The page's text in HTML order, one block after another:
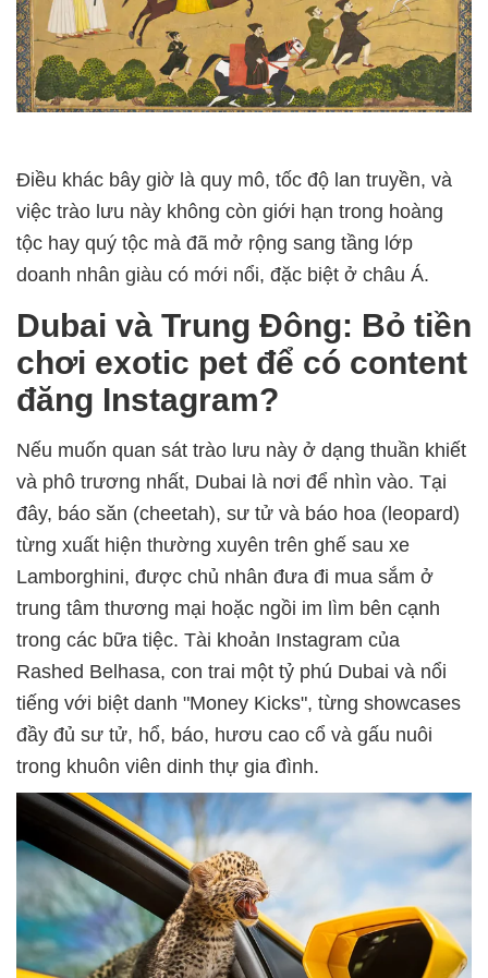
Điều khác bây giờ là quy mô, tốc độ lan truyền, và
việc trào lưu này không còn giới hạn trong hoàng
tộc hay quý tộc mà đã mở rộng sang tầng lớp
doanh nhân giàu có mới nổi, đặc biệt ở châu Á.
Dubai và Trung Đông: Bỏ tiền
chơi exotic pet để có content
đăng Instagram?
Nếu muốn quan sát trào lưu này ở dạng thuần khiết
và phô trương nhất, Dubai là nơi để nhìn vào. Tại
đây, báo săn (cheetah), sư tử và báo hoa (leopard)
từng xuất hiện thường xuyên trên ghế sau xe
Lamborghini, được chủ nhân đưa đi mua sắm ở
trung tâm thương mại hoặc ngồi im lìm bên cạnh
trong các bữa tiệc. Tài khoản Instagram của
Rashed Belhasa, con trai một tỷ phú Dubai và nổi
tiếng với biệt danh "Money Kicks", từng showcases
đầy đủ sư tử, hổ, báo, hươu cao cổ và gấu nuôi
trong khuôn viên dinh thự gia đình.